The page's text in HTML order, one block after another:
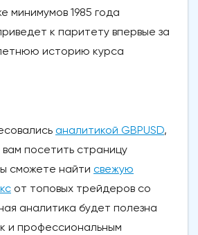
минимумов 1985 года
к паритету впервые за
историю курса
аналитикой GBPUSD,
посетить страницу
сможете найти свежую
от топовых трейдеров со
аналитика будет полезна
и профессиональным